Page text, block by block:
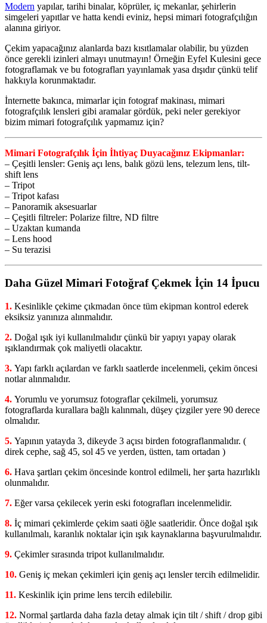
Modern yapılar, tarihi binalar, köprüler, iç mekanlar, şehirlerin
simgeleri yapıtlar ve hatta kendi eviniz, hepsi mimari fotografçılığın
alanına giriyor.
Çekim yapacağınız alanlarda bazı kısıtlamalar olabilir, bu yüzden
önce gerekli izinleri almayı unutmayın! Örneğin Eyfel Kulesini gece
fotograflamak ve bu fotografları yayınlamak yasa dışıdır çünkü telif
hakkıyla korunmaktadır.
İnternette bakınca, mimarlar için fotograf makinası, mimari
fotografçılık lensleri gibi aramalar gördük, peki neler gerekiyor
bizim mimari fotografçılık yapmamız için?
Mimari Fotografçılık İçin İhtiyaç Duyacağınız Ekipmanlar:
– Çeşitli lensler: Geniş açı lens, balık gözü lens, telezum lens, tilt-
shift lens
– Tripot
– Tripot kafası
– Panoramik aksesuarlar
– Çeşitli filtreler: Polarize filtre, ND filtre
– Uzaktan kumanda
– Lens hood
– Su terazisi
Daha Güzel Mimari Fotoğraf Çekmek İçin 14 İpucu
1. Kesinlikle çekime çıkmadan önce tüm ekipman kontrol ederek
eksiksiz yanınıza alınmalıdır.
2. Doğal ışık iyi kullanılmalıdır çünkü bir yapıyı yapay olarak
ışıklandırmak çok maliyetli olacaktır.
3. Yapı farklı açılardan ve farklı saatlerde incelenmeli, çekim öncesi
notlar alınmalıdır.
4. Yorumlu ve yorumsuz fotograflar çekilmeli, yorumsuz
fotograflarda kurallara bağlı kalınmalı, düşey çizgiler yere 90 derece
olmalıdır.
5. Yapının yatayda 3, dikeyde 3 açısı birden fotograflanmalıdır. (
direk cephe, sağ 45, sol 45 ve yerden, üstten, tam ortadan )
6. Hava şartları çekim öncesinde kontrol edilmeli, her şarta hazırlıklı
olunmalıdır.
7. Eğer varsa çekilecek yerin eski fotografları incelenmelidir.
8. İç mimari çekimlerde çekim saati öğle saatleridir. Önce doğal ışık
kullanılmalı, karanlık noktalar için ışık kaynaklarına başvurulmalıdır.
9. Çekimler sırasında tripot kullanılmalıdır.
10. Geniş iç mekan çekimleri için geniş açı lensler tercih edilmelidir.
11. Keskinlik için prime lens tercih edilebilir.
12. Normal şartlarda daha fazla detay almak için tilt / shift / drop gibi